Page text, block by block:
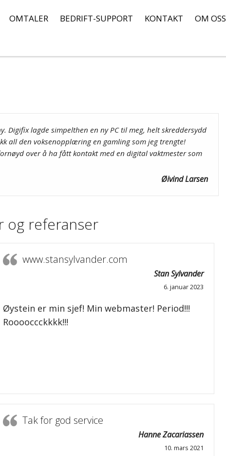
OMTALER BEDRIFT-SUPPORT KONTAKT OM OSS
lagde simpelthen en ny PC til meg, helt skreddersydd
all den voksenopplæring en gamling som jeg trengte!
over å ha fått kontakt med en digital vaktmester som
Øivind Larsen
og referanser
www.stansylvander.com
Stan Sylvander
6. januar 2023
Øystein er min sjef! Min webmaster! Period!!!
Rooooccckkkk!!!
Tak for god service
Hanne Zacariassen
10. mars 2021